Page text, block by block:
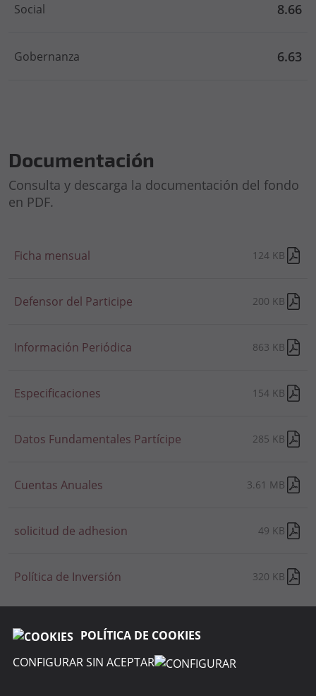
POLÍTICA DE COOKIES
CONFIGURAR SIN ACEPTAR
Social 8.66
Gobernanza 6.63
Documentación
Consulta y descarga la documentación del fondo
en PDF.
Ficha mensual 124 KB
Defensor del Participe 200 KB
Información Periódica 863 KB
Especificaciones 154 KB
Datos Fundamentales Partícipe 285 KB
Cuentas Anuales 3.61 MB
solicitud de adhesion 49 KB
Política de Inversión 320 KB
SOBRE R4 PENSIONES